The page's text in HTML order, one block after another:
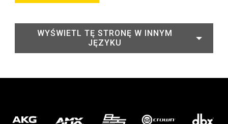
WYŚWIETL TĘ STRONĘ W INNYM
JĘZYKU